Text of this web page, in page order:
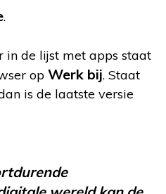
.
in de lijst met apps staat
op Werk bij. Staat
is de laatste versie